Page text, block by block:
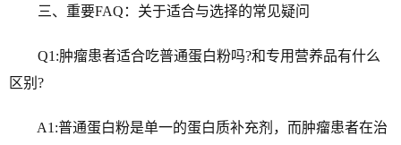
三、重要FAQ：关于适合与选择的常见疑问
Q1:肿瘤患者适合吃普通蛋白粉吗?和专用营养品有什么
区别?
A1:普通蛋白粉是单一的蛋白质补充剂，而肿瘤患者在治